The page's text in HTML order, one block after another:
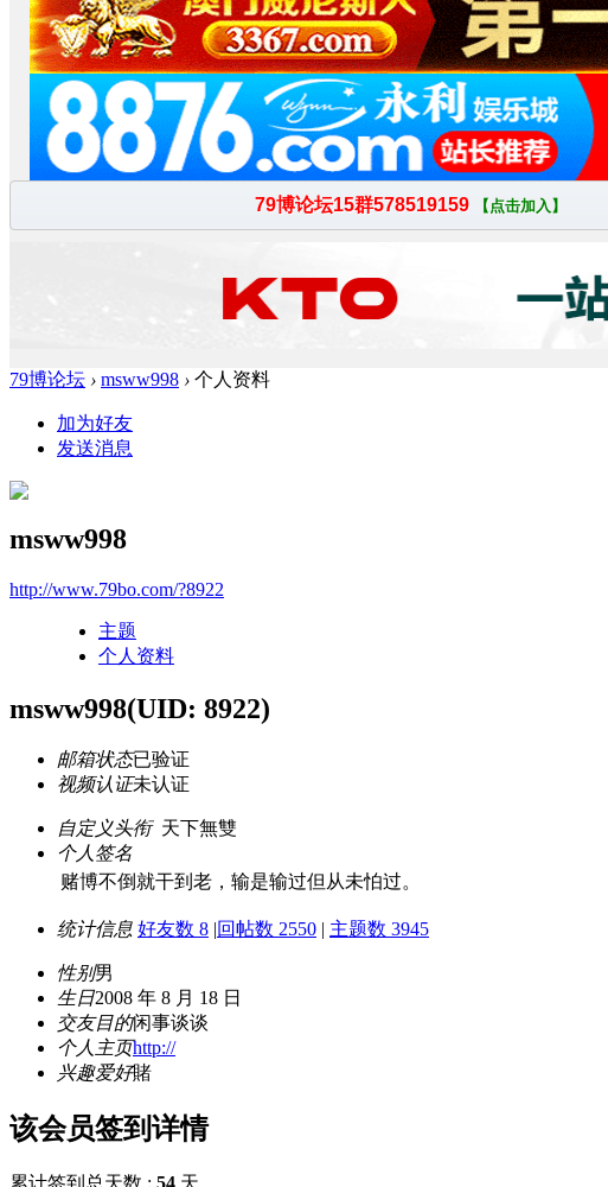
79博论坛 › msww998 › 个人资料
加为好友
发送消息
msww998
http://www.79bo.com/?8922
主题
个人资料
msww998(UID: 8922)
邮箱状态已验证
视频认证未认证
自定义头衔 天下無雙
个人签名
赌博不倒就干到老，输是输过但从未怕过。
统计信息 好友数 8 |回帖数 2550 | 主题数 3945
性别男
生日2008 年 8 月 18 日
交友目的闲事谈谈
个人主页http://
兴趣爱好賭
该会员签到详情